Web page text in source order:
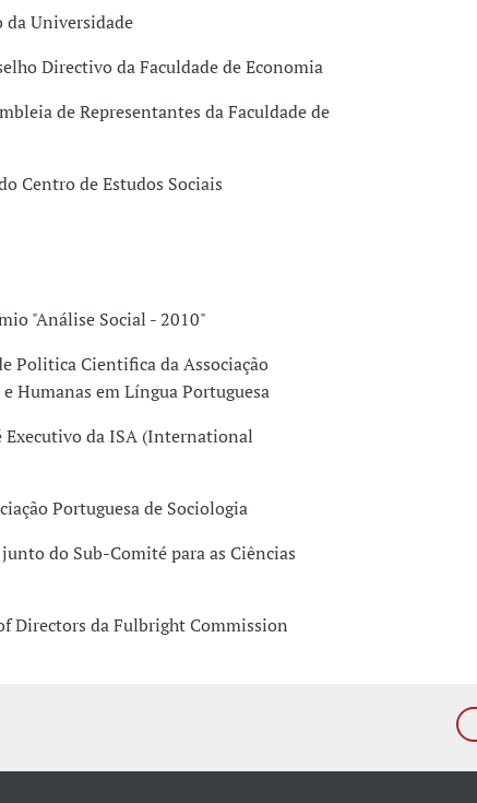
da Universidade
Directivo da Faculdade de Economia
de Representantes da Faculdade de
Centro de Estudos Sociais
"Análise Social - 2010"
Politica Cientifica da Associação
Humanas em Língua Portuguesa
Executivo da ISA (International
Portuguesa de Sociologia
do Sub-Comité para as Ciências
Directors da Fulbright Commission